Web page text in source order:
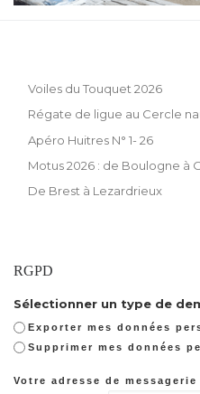
Voiles du Touquet 2026
Régate de ligue au Cercle
Apéro Huitres N° 1- 26
Motus 2026 : de Boulogne à
De Brest à Lezardrieux
RGPD
Sélectionner un type de
Exporter mes données
Supprimer mes données
Votre adresse de